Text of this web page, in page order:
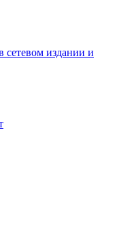
сетевом издании и